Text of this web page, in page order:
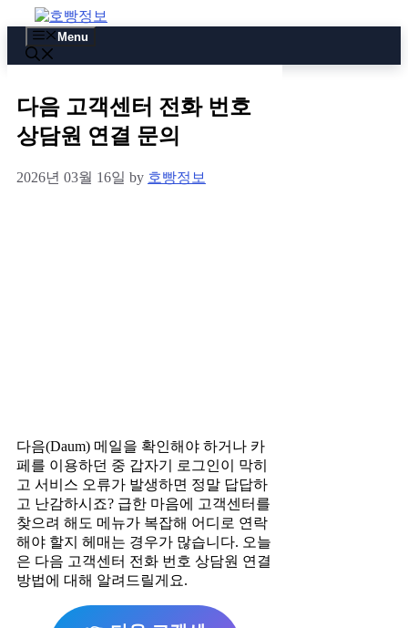
to
content
Menu
다음 고객센터 전화 번호
상담원 연결 문의
2026년 03월 16일 by 호빵정보
다음(Daum) 메일을 확인해야 하거나 카
페를 이용하던 중 갑자기 로그인이 막히
고 서비스 오류가 발생하면 정말 답답하
고 난감하시죠? 급한 마음에 고객센터를
찾으려 해도 메뉴가 복잡해 어디로 연락
해야 할지 헤매는 경우가 많습니다. 오늘
은 다음 고객센터 전화 번호 상담원 연결
방법에 대해 알려드릴게요.